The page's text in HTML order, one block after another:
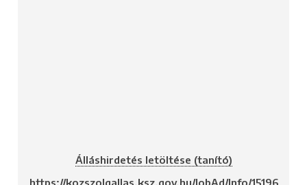
Álláshirdetés letöltése (tanító)
https://kozszolgallas.ksz.gov.hu/JobAd/Info/15196